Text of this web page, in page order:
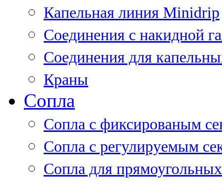
Капельная линия Minidrip
Соединения с накидной
Соединения для
Краны
Сопла
Cопла с фиксированым
Сопла с регулируемым
Сопла для